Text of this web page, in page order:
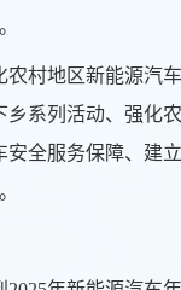
农村地区新能源汽
乡系列活动、强化
安全服务保障、建